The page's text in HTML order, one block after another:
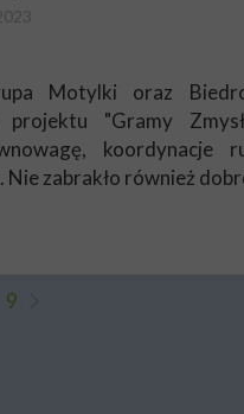
Motylki oraz
projektu "Gramy
koordynacje
Nie zabrakło również
9